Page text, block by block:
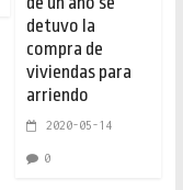
detuvo la
compra de
viviendas para
arriendo
2020-05-14
0